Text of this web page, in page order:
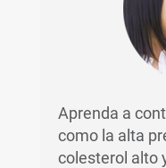
Aprenda a
como la alta
colesterol alto